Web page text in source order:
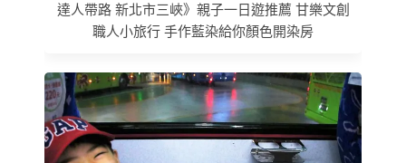
達人帶路 新北市三峽》親子一日遊推薦 甘樂文創
職人小旅行 手作藍染給你顏色開染房